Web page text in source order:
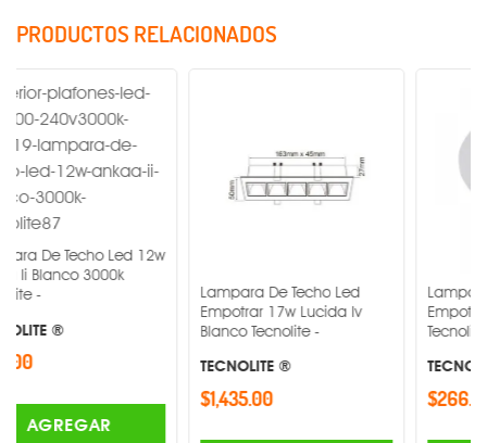
PRODUCTOS RELACIONADOS
Led 12w
3000k
Lampara De Techo Led
Empotrar 17w Lucida Iv
Blanco Tecnolite -
TECNOLITE ®
$1,435.00
Lampara De Techo
Empotrar 3w
TECNOLITE ®